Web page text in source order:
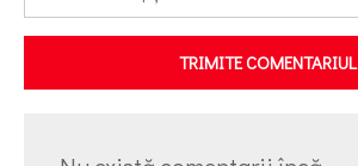
TRIMITE COMENTARIUL